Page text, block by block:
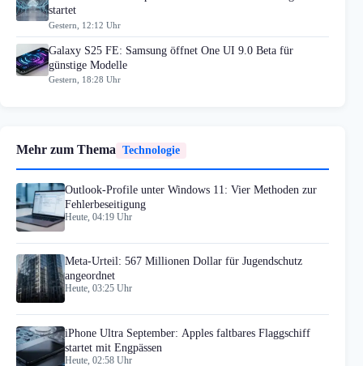
startet
Gestern, 12:12 Uhr
Galaxy S25 FE: Samsung öffnet One UI 9.0 Beta für
günstige Modelle
Gestern, 18:28 Uhr
Mehr zum Thema Technologie
Outlook-Profile unter Windows 11: Vier Methoden zur
Fehlerbeseitigung
Heute, 04:19 Uhr
Meta-Urteil: 567 Millionen Dollar für Jugendschutz
angeordnet
Heute, 03:25 Uhr
iPhone Ultra September: Apples faltbares Flaggschiff
startet mit Engpässen
Heute, 02:58 Uhr